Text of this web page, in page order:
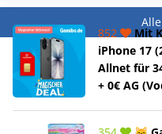
852
Mit
iPhone 17
Allnet für
+ 0€ AG